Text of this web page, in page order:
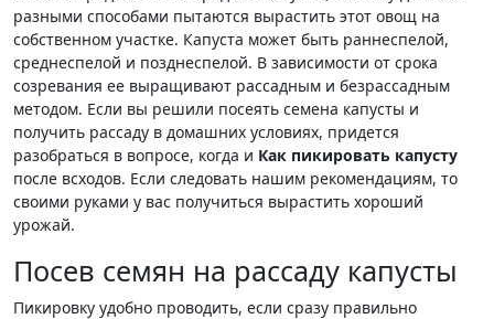
разными способами пытаются вырастить этот овощ на
собственном участке. Капуста может быть раннеспелой,
среднеспелой и позднеспелой. В зависимости от срока
созревания ее выращивают рассадным и безрассадным
методом. Если вы решили посеять семена капусты и
получить рассаду в домашних условиях, придется
разобраться в вопросе, когда и Как пикировать капусту
после всходов. Если следовать нашим рекомендациям, то
своими руками у вас получиться вырастить хороший
урожай.
Посев семян на рассаду капусты
Пикировку удобно проводить, если сразу правильно